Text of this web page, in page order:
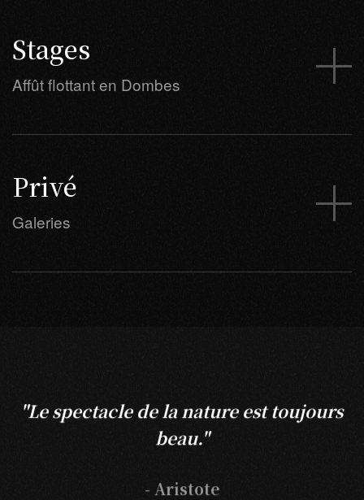
Stages
Affût flottant en Dombes
Privé
Galeries
"Le spectacle de la nature est toujours
beau."
- Aristote